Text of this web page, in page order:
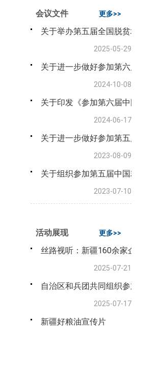
会议文件 更多>>
关于举办第五届全国脱贫地区优
2025-05-29
关于进一步做好参加第六届中国
2024-10-08
关于印发《参加第六届中国粮食
2024-06-17
关于进一步做好参加第五届中国
2023-08-09
关于组织参加第五届中国粮食交易
2023-07-10
活动展现 更多>>
丝路视听：新疆160余家企业参加
2025-07-21
自治区和兵团共同组织参加第七
2025-07-17
新疆好粮油宣传片